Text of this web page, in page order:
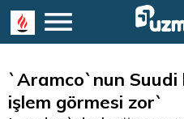
`Aramco`nun Suudi
işlem görmesi zor`